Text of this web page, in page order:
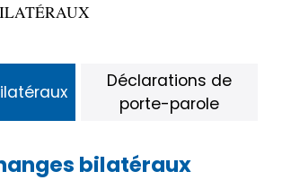
bilatéraux
Déclarations de
porte-parole